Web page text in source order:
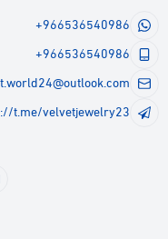
+966536540986
+966536540986
t.me/velvetjewelry23